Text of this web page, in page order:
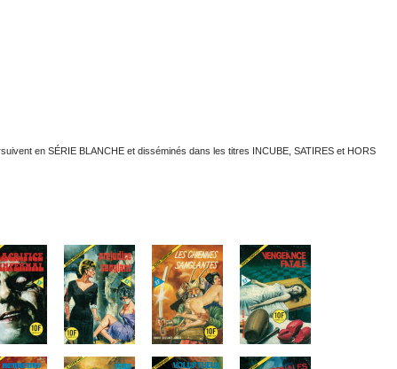
en SÉRIE BLANCHE et disséminés dans les titres INCUBE, SATIRES et HORS